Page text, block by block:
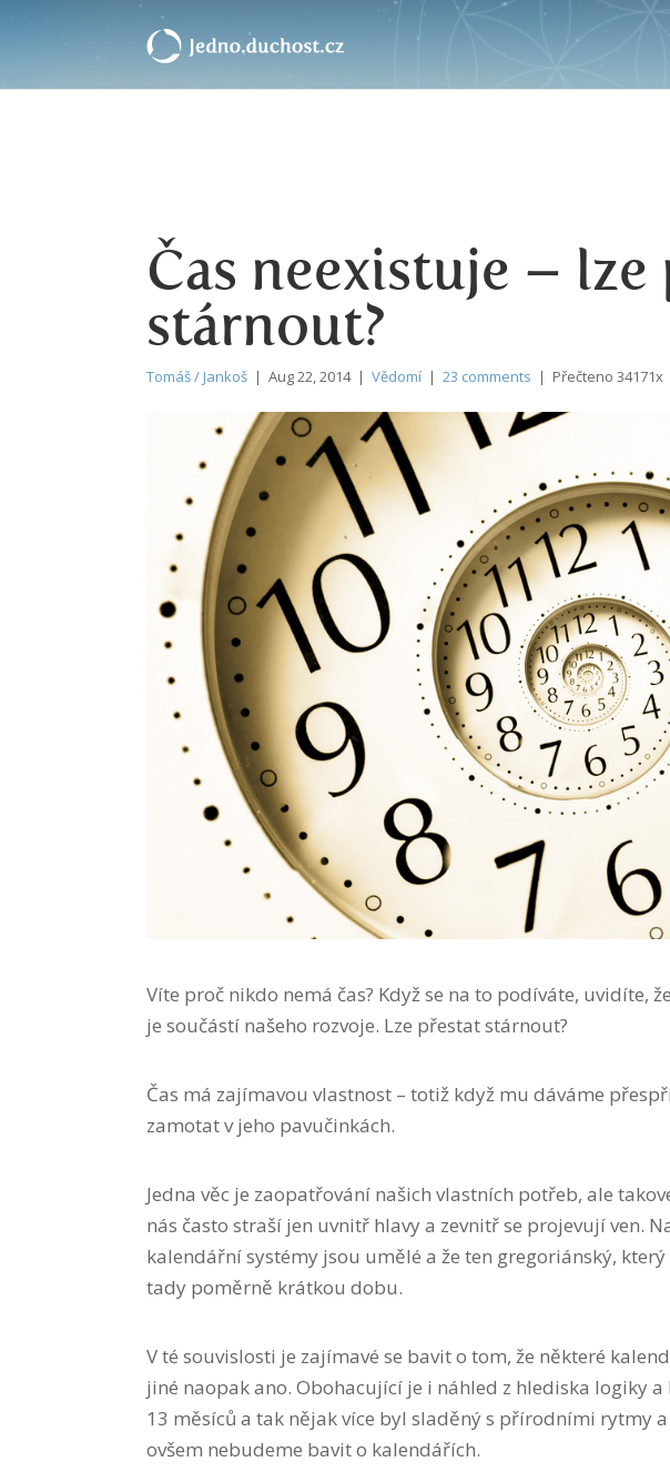
Čas neexistuje – lze
stárnout?
Tomáš / Jankoš | Aug 22, 2014 | Vědomí | 23 comments | Přečteno 34171x
Víte proč nikdo nemá čas? Když se na to podíváte, uvidíte,
je součástí našeho rozvoje. Lze přestat stárnout?
Čas má zajímavou vlastnost – totiž když mu dáváme
zamotat v jeho pavučinkách.
Jedna věc je zaopatřování našich vlastních potřeb, ale
nás často straší jen uvnitř hlavy a zevnitř se projevují ven.
kalendářní systémy jsou umělé a že ten gregoriánský,
tady poměrně krátkou dobu.
V té souvislosti je zajímavé se bavit o tom, že některé
jiné naopak ano. Obohacující je i náhled z hlediska logiky
13 měsíců a tak nějak více byl sladěný s přírodními rytmy
ovšem nebudeme bavit o kalendářích.